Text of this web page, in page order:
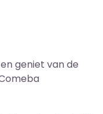
geniet van de